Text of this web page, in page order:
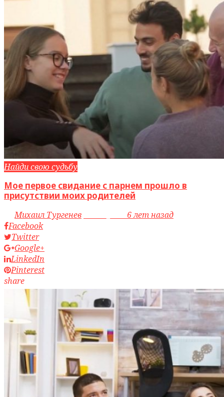
Найди свою судьбу
Мое первое свидание с парнем прошло в
присутствии моих родителей
byМихаил Тургенев
6 лет назад
Facebook
Twitter
Google+
LinkedIn
Pinterest
share